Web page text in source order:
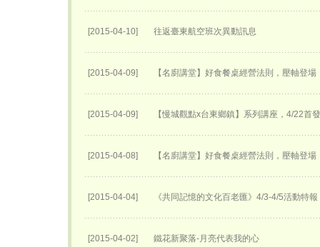
[2015-04-10] 往返臺東航空班次異動訊息
[2015-04-09] 【名廚講堂】好食餐桌經營法則，壓軸登場
[2015-04-09] 【慢城觀點x台東鄉鎮】系列講座，4/22首
[2015-04-08] 【名廚講堂】好食餐桌經營法則，壓軸登場
[2015-04-04] 《共同記憶的文化百老匯》4/3-4/5活動特報
[2015-04-02] 鐵花新聚落-月亮代表我的心